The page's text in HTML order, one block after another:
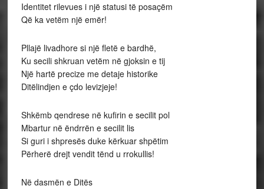
Identitet rilevues i një statusi të posaçëm
Që ka vetëm një emër!
Pllajë livadhore si një fletë e bardhë,
Ku secili shkruan vetëm në gjoksin e tij
Një hartë precize me detaje historike
Ditëlindjen e çdo levizjeje!
Shkëmb qendrese në kufirin e secilit pol
Mbartur në ëndrrën e secilit lis
Si guri i shpresës duke kërkuar shpëtim
Përherë drejt vendit tënd u rrokullis!
Në dasmën e Ditës